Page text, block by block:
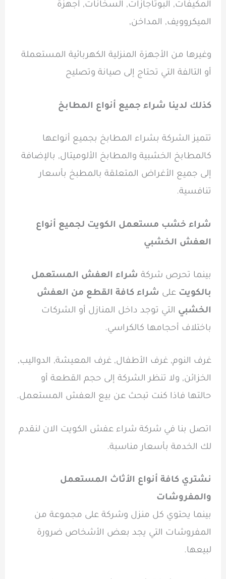
المكيفات, البوتاجازات, السخانات, أجهزة
الميكروويف, المداخن,
وغيرها من الأجهزة المنزلية الكهربائية المستعملة
أو التالفة التي تحتاج إلى صيانة وتصليح
كذلك لدينا شراء جميع أنواع المطابخ
تتميز الشركة بشراء المطابخ بجميع أنواعها
كالمطابخ الخشبية والمطابخ الألوميتال, بالإضافة
إلى جميع الأغراض المتعلقة بالمطبخ بأسعار
تنافسية.
شراء خشب مستعمل الكويت لجميع أنواع
العفش الخشبي
بينما تحرص شركة شراء العفش المستعمل
بالكويت على شراء كافة القطع من العفش
الخشبي التي توجد داخل المنازل أو الشركات
باختلاف أحجامها كالكراسي.
غرف النوم, غرف الأطفال, غرف المعيشة, الدواليب,
الخزائن, ولا تنظر الشركة إلى حجم القطعة أو
حالتها فاذا كنت تبحث عن بيع العفش المستعمل.
اتصل بنا في شركة شراء عفش الكويت الان لنقدم
لك الخدمة بأسعار مناسبة.
نشتري كافة أنواع الأثاث المستعمل
والمفروشات
بينما يحتوي كل منزل وشركة على مجموعة من
المفروشات التي يجد بعض الأشخاص ضرورة
لبيعها.